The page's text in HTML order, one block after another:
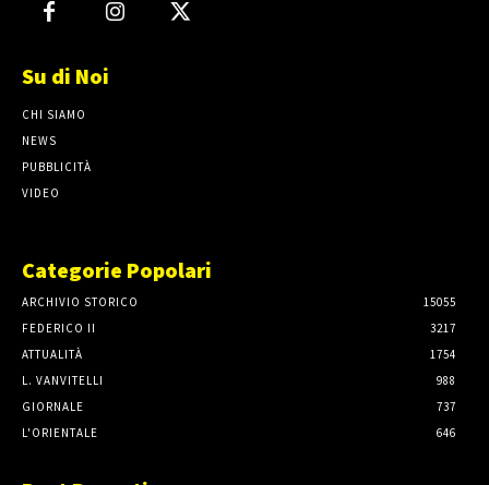
Su di Noi
CHI SIAMO
NEWS
PUBBLICITÀ
VIDEO
Categorie Popolari
ARCHIVIO STORICO
15055
FEDERICO II
3217
ATTUALITÀ
1754
L. VANVITELLI
988
GIORNALE
737
L'ORIENTALE
646